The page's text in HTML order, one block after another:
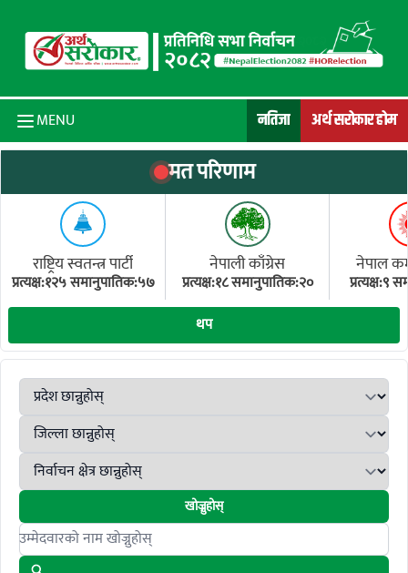
MENU नतिजा अर्थ सरोकार होम
मत परिणाम
राष्ट्रिय स्वतन्त्र पार्टी
प्रत्यक्ष:१२५ समानुपातिक:५७
नेपाली काँग्रेस
प्रत्यक्ष:१८ समानुपातिक:२०
नेपाल
प्रत्यक्ष:९
थप
खोज्नुहोस्
Search candidates